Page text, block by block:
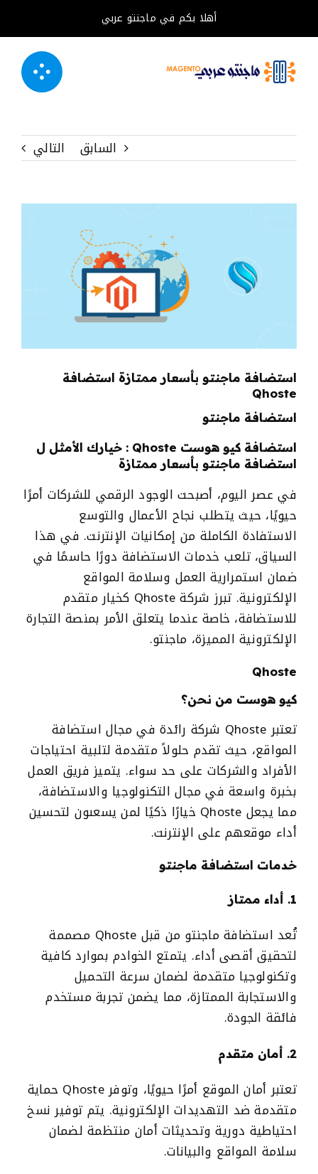
أهلا بكم في ماجنتو عربي
السابق التالي
استضافة ماجنتو بأسعار ممتازة استضافة
Qhoste
استضافة ماجنتو
استضافة كيو هوست Qhoste : خيارك الأمثل ل
استضافة ماجنتو بأسعار ممتازة
في عصر اليوم، أصبحت الوجود الرقمي للشركات أمرًا
حيويًا، حيث يتطلب نجاح الأعمال والتوسع
الاستفادة الكاملة من إمكانيات الإنترنت. في هذا
السياق، تلعب خدمات الاستضافة دورًا حاسمًا في
ضمان استمرارية العمل وسلامة المواقع
الإلكترونية. تبرز شركة Qhoste كخيار متقدم
للاستضافة، خاصة عندما يتعلق الأمر بمنصة التجارة
الإلكترونية المميزة، ماجنتو.
Qhoste
كيو هوست من نحن؟
تعتبر Qhoste شركة رائدة في مجال استضافة
المواقع، حيث تقدم حلولاً متقدمة لتلبية احتياجات
الأفراد والشركات على حد سواء. يتميز فريق العمل
بخبرة واسعة في مجال التكنولوجيا والاستضافة،
مما يجعل Qhoste خيارًا ذكيًا لمن يسعىون لتحسين
أداء موقعهم على الإنترنت.
خدمات استضافة ماجنتو
1. أداء ممتاز
تُعد استضافة ماجنتو
من قبل Qhoste مصممة
لتحقيق أقصى أداء. يتمتع الخوادم بموارد كافية
وتكنولوجيا متقدمة لضمان سرعة التحميل
والاستجابة الممتازة، مما يضمن تجربة مستخدم
فائقة الجودة.
2. أمان متقدم
تعتبر أمان الموقع أمرًا حيويًا، وتوفر Qhoste حماية
متقدمة ضد التهديدات الإلكترونية. يتم توفير نسخ
احتياطية دورية وتحديثات أمان منتظمة لضمان
سلامة المواقع والبيانات.